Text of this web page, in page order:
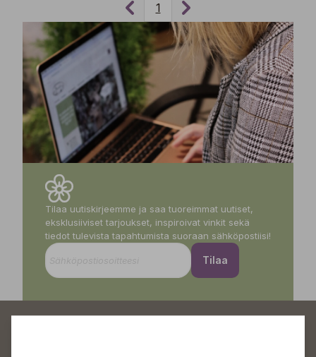
1
Tilaa uutiskirjeemme ja saa tuoreimmat uutiset,
eksklusiiviset tarjoukset, inspiroivat vinkit sekä
tiedot tulevista tapahtumista suoraan sähköpostiisi!
Tilaa